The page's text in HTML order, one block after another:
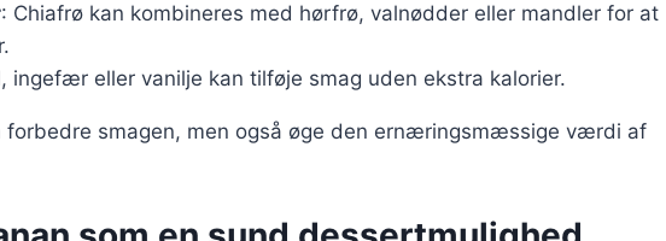
: Chiafrø kan kombineres med hørfrø, valnødder eller mandler for at
ingefær eller vanilje kan tilføje smag uden ekstra kalorier.
forbedre smagen, men også øge den ernæringsmæssige værdi af